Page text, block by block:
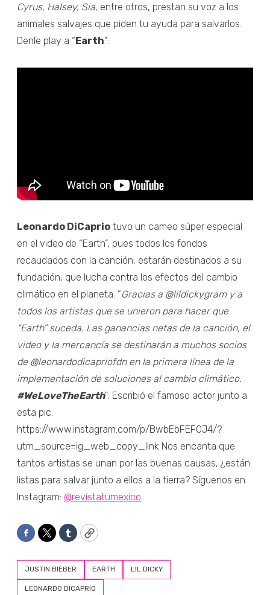
Cyrus, Halsey, Sia, entre otros, prestan su voz a los
animales salvajes que piden tu ayuda para salvarlos.
Denle play a “Earth":
Leonardo DiCaprio tuvo un cameo súper especial
en el video de “Earth”, pues todos los fondos
recaudados con la canción, estarán destinados a su
fundación, que lucha contra los efectos del cambio
climático en el planeta. “Gracias a @lildickygram y a
todos los artistas que se unieron para hacer que
“Earth” suceda. Las ganancias netas de la canción, el
video y la mercancía se destinarán a muchos socios
de @leonardodicapriofdn en la primera línea de la
implementación de soluciones al cambio climático.
#WeLoveTheEarth": Escribió el famoso actor junto a
esta pic.
https://www.instagram.com/p/BwbEbFEFOJ4/?
utm_source=ig_web_copy_link Nos encanta que
tantos artistas se unan por las buenas causas, ¿están
listas para salvar junto a ellos a la tierra? Síguenos en
Instagram: @revistatumexico
Facebook
TwitterTumblrCopy
JUSTIN BIEBER EARTH LIL DICKY
LEONARDO DICAPRIO